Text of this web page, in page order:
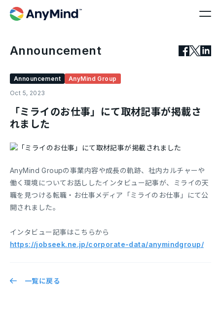
Announcement
Announcement
AnyMind Group
Oct 5, 2023
「ミライのお仕事」にて取材記事が掲載さ
れました
AnyMind Groupの事業内容や成長の軌跡、社内カルチャーや
働く環境についてお話ししたインタビュー記事が、ミライの天
職を見つける転職・お仕事メディア「ミライのお仕事」にて公
開されました。
インタビュー記事はこちらから
https://jobseek.ne.jp/corporate-data/anymindgroup/
一覧に戻る